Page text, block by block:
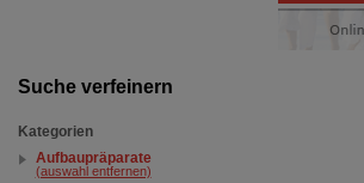
Suche verfeinern
Kategorien
Aufbaupräparate
(auswahl entfernen)